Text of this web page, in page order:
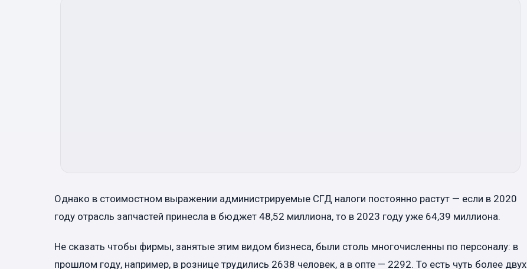
Однако в стоимостном выражении администрируемые СГД налоги постоянно растут — если в 2020
году отрасль запчастей принесла в бюджет 48,52 миллиона, то в 2023 году уже 64,39 миллиона.
Не сказать чтобы фирмы, занятые этим видом бизнеса, были столь многочисленны по персоналу: в
прошлом году, например, в рознице трудились 2638 человек, а в опте — 2292. То есть чуть более двух